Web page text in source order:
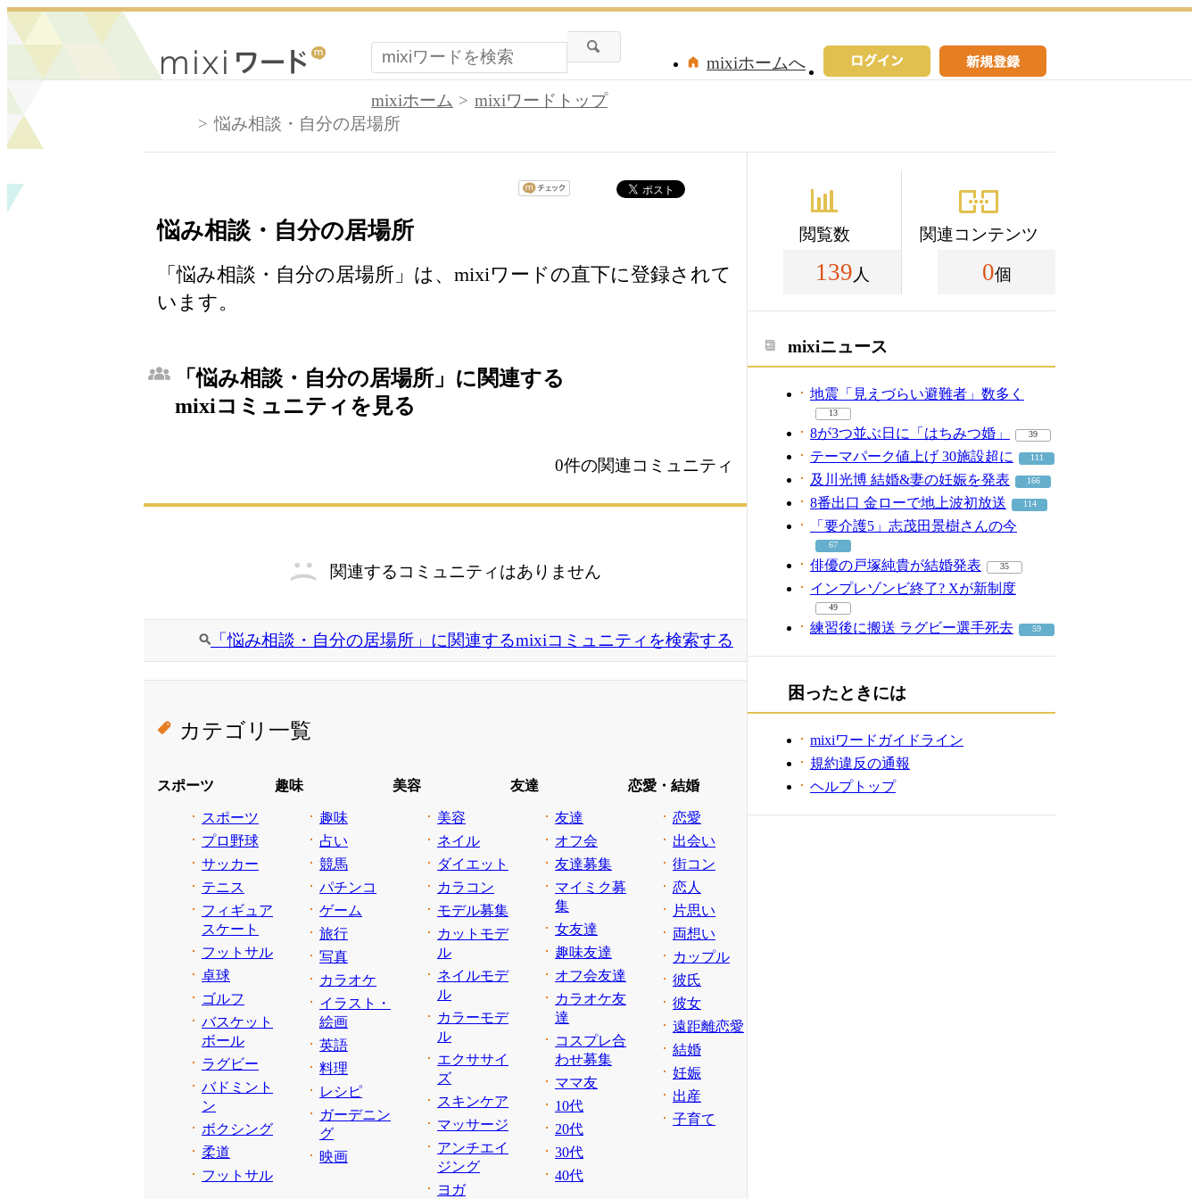
mixiホームへ
mixiホーム
mixiワードトップ
悩み相談・自分の居場所
悩み相談・自分の居場所
「悩み相談・自分の居場所」は、mixiワードの直下に登録されて
います。
「悩み相談・自分の居場所」に関連する
mixiコミュニティを見る
0件の関連コミュニティ
関連するコミュニティはありません
「悩み相談・自分の居場所」に関連するmixiコミュニティを検索する
カテゴリ一覧
スポーツ
スポーツ
プロ野球
サッカー
テニス
フィギュア
スケート
フットサル
卓球
ゴルフ
バスケット
ボール
ラグビー
バドミント
ン
ボクシング
柔道
フットサル
趣味
趣味
占い
競馬
パチンコ
ゲーム
旅行
写真
カラオケ
イラスト・
絵画
英語
料理
レシピ
ガーデニン
グ
映画
美容
美容
ネイル
ダイエット
カラコン
モデル募集
カットモデ
ル
ネイルモデ
ル
カラーモデ
ル
エクササイ
ズ
スキンケア
マッサージ
アンチエイ
ジング
ヨガ
友達
友達
オフ会
友達募集
マイミク募
集
女友達
趣味友達
オフ会友達
カラオケ友
達
コスプレ合
わせ募集
ママ友
10代
20代
30代
40代
恋愛・結婚
恋愛
出会い
街コン
恋人
片思い
両想い
カップル
彼氏
彼女
遠距離恋愛
結婚
妊娠
出産
子育て
閲覧数
139 人
関連コンテンツ
0個
mixiニュース
地震「見えづらい避難者」数多く
13
8が3つ並ぶ日に「はちみつ婚」 39
テーマパーク値上げ 30施設超に 111
及川光博 結婚&妻の妊娠を発表 166
8番出口 金ローで地上波初放送 114
「要介護5」志茂田景樹さんの今
67
俳優の戸塚純貴が結婚発表 35
インプレゾンビ終了? Xが新制度
49
練習後に搬送 ラグビー選手死去 59
困ったときには
mixiワードガイドライン
規約違反の通報
ヘルプトップ